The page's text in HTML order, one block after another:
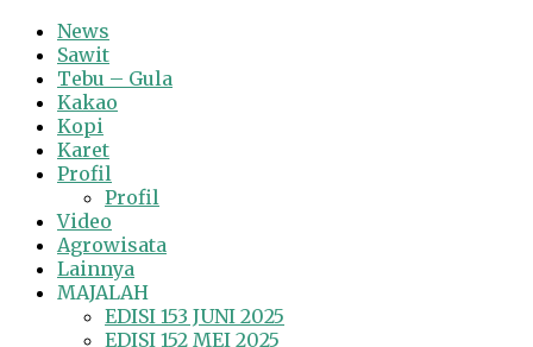
News
Sawit
Tebu – Gula
Kakao
Kopi
Karet
Profil
Profil
Video
Agrowisata
Lainnya
MAJALAH
EDISI 153 JUNI 2025
EDISI 152 MEI 2025